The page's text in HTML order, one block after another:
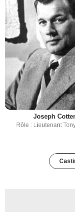
Joseph
Rôle : Lieutenant